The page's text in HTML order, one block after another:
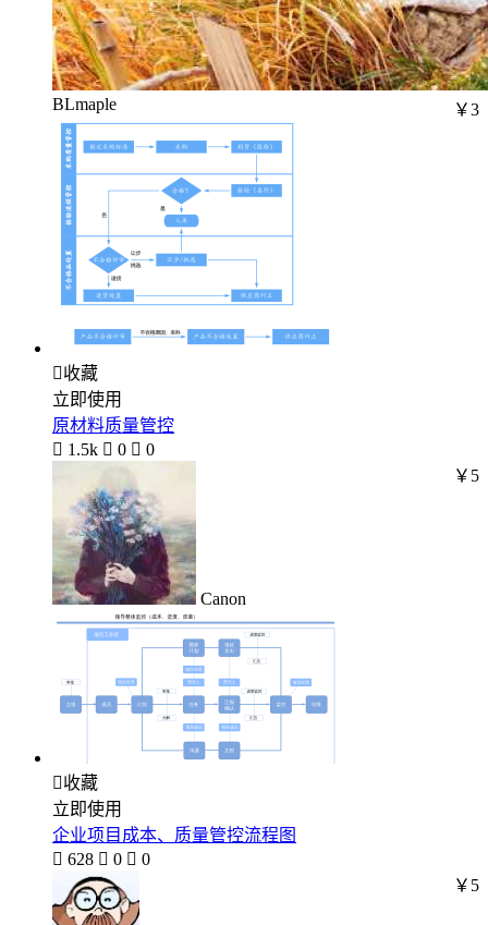
BLmaple ￥3
收藏
立即使用
原材料质量管控
 1.5k  0  0
Canon
￥5
收藏
立即使用
企业项目成本、质量管控流程图
 628  0  0
￥5